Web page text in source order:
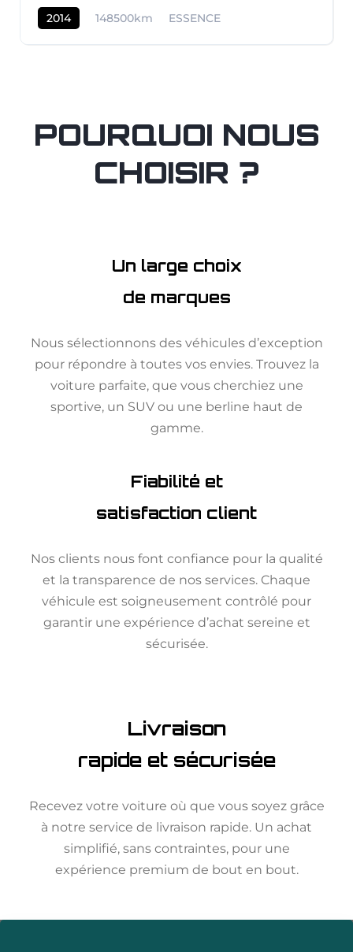
2014 148500km ESSENCE
POURQUOI NOUS
CHOISIR ?
Un large choix
de marques
Nous sélectionnons des véhicules d’exception
pour répondre à toutes vos envies. Trouvez la
voiture parfaite, que vous cherchiez une
sportive, un SUV ou une berline haut de
gamme.
Fiabilité et
satisfaction client
Nos clients nous font confiance pour la qualité
et la transparence de nos services. Chaque
véhicule est soigneusement contrôlé pour
garantir une expérience d’achat sereine et
sécurisée.
Livraison
rapide et sécurisée
Recevez votre voiture où que vous soyez grâce
à notre service de livraison rapide. Un achat
simplifié, sans contraintes, pour une
expérience premium de bout en bout.